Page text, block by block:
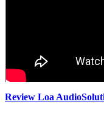
Review Loa